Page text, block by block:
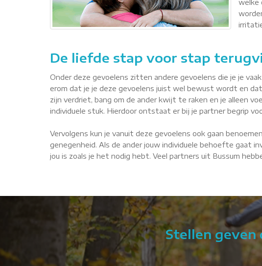
welke
De liefde stap voor stap
Onder deze gevoelens zitten andere gevoelens die je je
erom dat je je deze gevoelens juist wel bewust wordt en
zijn verdriet, bang om de ander kwijt te raken en je alleen
individuele stuk. Hierdoor ontstaat er bij je partner begrip
Vervolgens kun je vanuit deze gevoelens ook gaan
genegenheid. Als de ander jouw individuele behoefte gaat
jou is zoals je het nodig hebt. Veel partners uit Bussum
Stellen